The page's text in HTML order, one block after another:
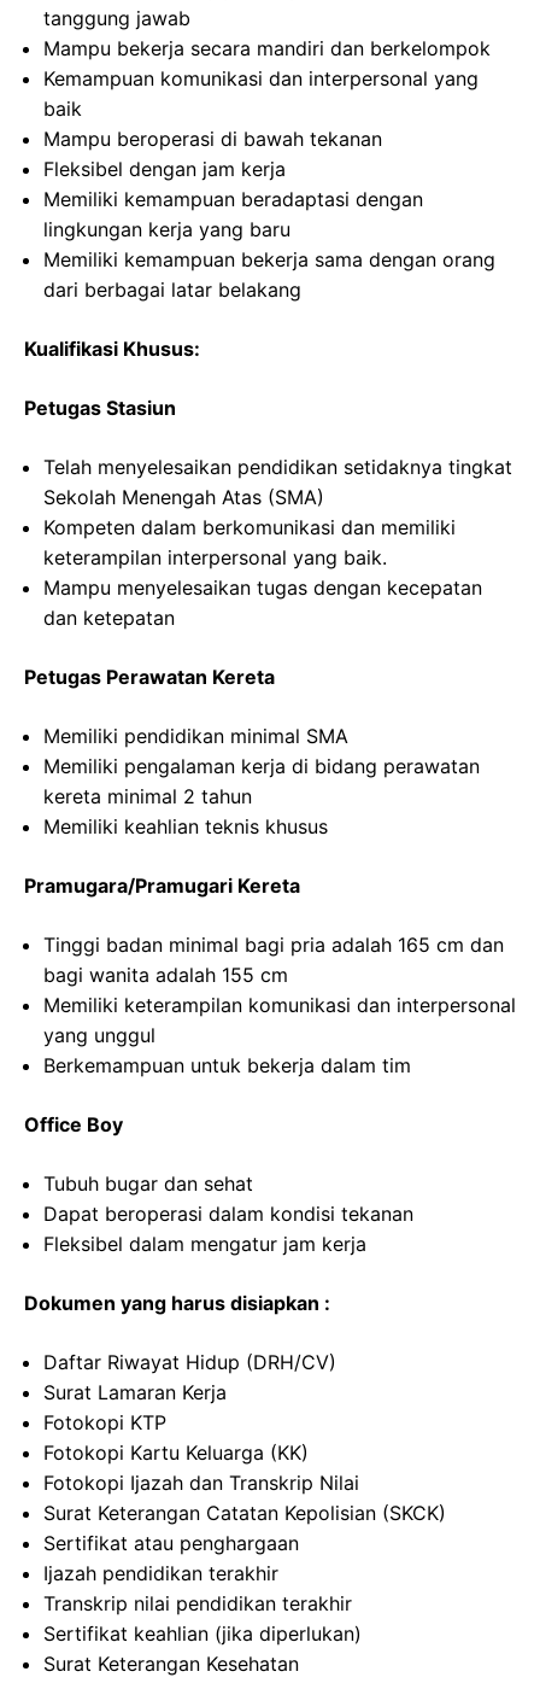
tanggung jawab
Mampu bekerja secara mandiri dan berkelompok
Kemampuan komunikasi dan interpersonal yang
baik
Mampu beroperasi di bawah tekanan
Fleksibel dengan jam kerja
Memiliki kemampuan beradaptasi dengan
lingkungan kerja yang baru
Memiliki kemampuan bekerja sama dengan orang
dari berbagai latar belakang
Kualifikasi Khusus:
Petugas Stasiun
Telah menyelesaikan pendidikan setidaknya tingkat
Sekolah Menengah Atas (SMA)
Kompeten dalam berkomunikasi dan memiliki
keterampilan interpersonal yang baik.
Mampu menyelesaikan tugas dengan kecepatan
dan ketepatan
Petugas Perawatan Kereta
Memiliki pendidikan minimal SMA
Memiliki pengalaman kerja di bidang perawatan
kereta minimal 2 tahun
Memiliki keahlian teknis khusus
Pramugara/Pramugari Kereta
Tinggi badan minimal bagi pria adalah 165 cm dan
bagi wanita adalah 155 cm
Memiliki keterampilan komunikasi dan interpersonal
yang unggul
Berkemampuan untuk bekerja dalam tim
Office Boy
Tubuh bugar dan sehat
Dapat beroperasi dalam kondisi tekanan
Fleksibel dalam mengatur jam kerja
Dokumen yang harus disiapkan :
Daftar Riwayat Hidup (DRH/CV)
Surat Lamaran Kerja
Fotokopi KTP
Fotokopi Kartu Keluarga (KK)
Fotokopi Ijazah dan Transkrip Nilai
Surat Keterangan Catatan Kepolisian (SKCK)
Sertifikat atau penghargaan
Ijazah pendidikan terakhir
Transkrip nilai pendidikan terakhir
Sertifikat keahlian (jika diperlukan)
Surat Keterangan Kesehatan